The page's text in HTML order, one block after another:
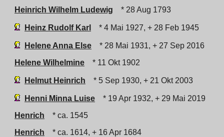
Heinrich Wilhelm Ludewig
* 28 Aug 1793
Heinz Rudolf Karl * 4 Mai 1927, + 28 Feb 1945
Helene Anna Else
* 28 Mai 1931, + 27 Sep 2016
Helene Wilhelmine
* 11 Okt 1902
Helmut Heinrich * 5 Sep 1930, + 21 Okt 2003
Henni Minna Luise
* 19 Apr 1932, + 29 Mai 2019
Henrich
* ca. 1545
Henrich
* ca. 1614, + 16 Apr 1684